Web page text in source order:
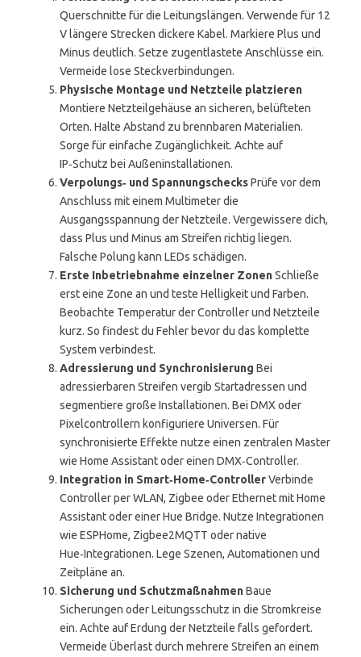
Querschnitte für die Leitungslängen. Verwende für 12
V längere Strecken dickere Kabel. Markiere Plus und
Minus deutlich. Setze zugentlastete Anschlüsse ein.
Vermeide lose Steckverbindungen.
Physische Montage und Netzteile platzieren
Montiere Netzteilgehäuse an sicheren, belüfteten
Orten. Halte Abstand zu brennbaren Materialien.
Sorge für einfache Zugänglichkeit. Achte auf
IP‑Schutz bei Außeninstallationen.
Verpolungs‑ und SpannungschecksPrüfe vor dem
Anschluss mit einem Multimeter die
Ausgangsspannung der Netzteile. Vergewissere dich,
dass Plus und Minus am Streifen richtig liegen.
Falsche Polung kann LEDs schädigen.
Erste Inbetriebnahme einzelner ZonenSchließe
erst eine Zone an und teste Helligkeit und Farben.
Beobachte Temperatur der Controller und Netzteile
kurz. So findest du Fehler bevor du das komplette
System verbindest.
Adressierung und Synchronisierung Bei
adressierbaren Streifen vergib Startadressen und
segmentiere große Installationen. Bei DMX oder
Pixelcontrollern konfiguriere Universen. Für
synchronisierte Effekte nutze einen zentralen Master
wie Home Assistant oder einen DMX‑Controller.
Integration in Smart‑Home‑ControllerVerbinde
Controller per WLAN, Zigbee oder Ethernet mit Home
Assistant oder einer Hue Bridge. Nutze Integrationen
wie ESPHome, Zigbee2MQTT oder native
Hue‑Integrationen. Lege Szenen, Automationen und
Zeitpläne an.
Sicherung und SchutzmaßnahmenBaue
Sicherungen oder Leitungsschutz in die Stromkreise
ein. Achte auf Erdung der Netzteile falls gefordert.
Vermeide Überlast durch mehrere Streifen an einem